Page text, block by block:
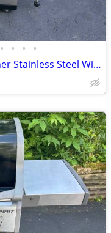
• • • •
Weber Charbroil Kenmore 4 Burner Stainless Steel With Side Burner